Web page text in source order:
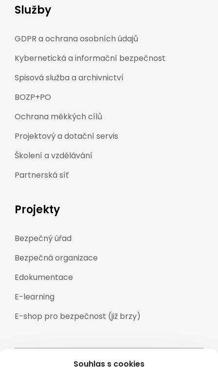
Souhlas s cookies
Služby
GDPR a ochrana osobních údajů
Kybernetická a informační bezpečnost
Spisová služba a archivnictví
BOZP+PO
Ochrana měkkých cílů
Projektový a dotační servis
Školení a vzdělávání
Partnerská síť
Projekty
Bezpečný úřad
Bezpečná organizace
Edokumentace
E-learning
E-shop pro bezpečnost (již brzy)
Veškeré texty a materiály zveřejněné na